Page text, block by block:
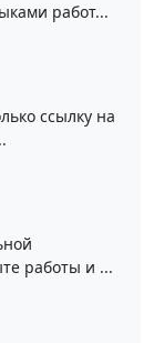
работ...
ссылку на
работы и ...